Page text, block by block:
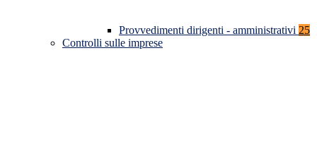
Provvedimenti dirigenti - amministrativi 25
Controlli sulle imprese